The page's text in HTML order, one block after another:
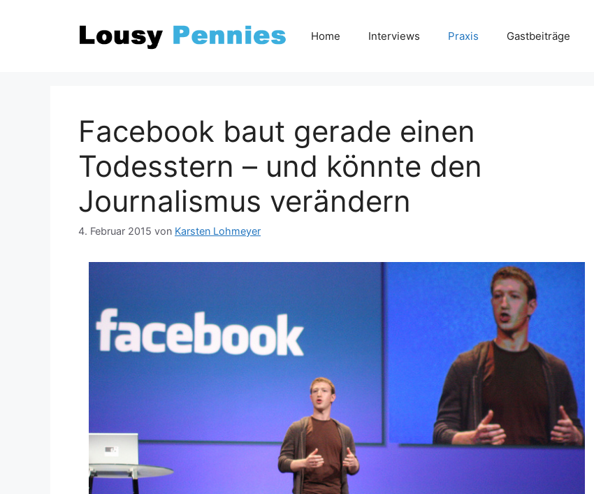
Home Interviews Praxis Gastbeiträge
Facebook baut gerade einen
Todesstern – und könnte den
Journalismus verändern
4. Februar 2015 von Karsten Lohmeyer